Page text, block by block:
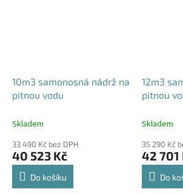
10m3 samonosná nádrž na
pitnou vodu
Skladem
33 490 Kč bez DPH
40 523 Kč
Do košíku
12m3
pitnou
Skladem
35 290 Kč
42 701
Do